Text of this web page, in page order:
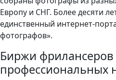
Европу и СНГ. Более десяти
единственный интернет-
фотографов».
Биржи фрилансеров
профессиональных